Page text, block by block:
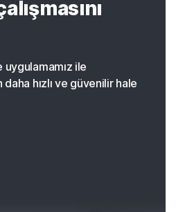
ile
daha hızlı ve güvenilir hale